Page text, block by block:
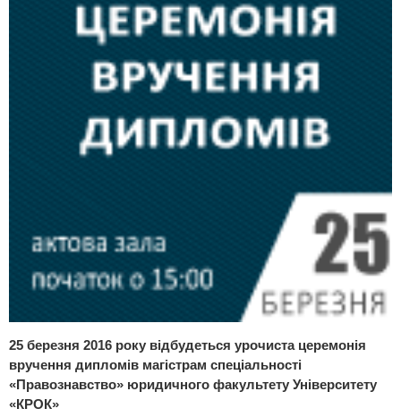
25 березня 2016 року відбудеться урочиста церемонія
вручення дипломів магістрам спеціальності
«Правознавство» юридичного факультету Університету
«КРОК»